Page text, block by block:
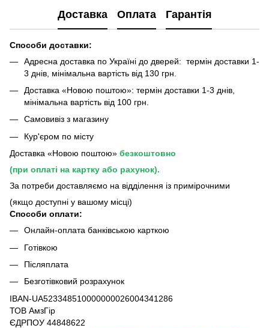
Доставка Оплата Гарантія
Способи доставки:
Адресна доставка по Україні до дверей: термін доставки 1-
3 днів, мінімальна вартість від 130 грн.
Доставка «Новою поштою»: термін доставки 1-3 днів,
мінімальна вартість від 100 грн.
Самовивіз з магазину
Кур'єром по місту
Доставка «Новою поштою» безкоштовно
(при оплаті на картку або рахунок).
За потреби доставляємо на відділення із примірочними
(якщо доступні у вашому місці)
Способи оплати:
Онлайн-оплата банківською карткою
Готівкою
Післяплата
Безготівковий розрахунок
IBAN-UA523348510000000026004341286
ТОВ АмзГір
ЄДРПОУ 44848622